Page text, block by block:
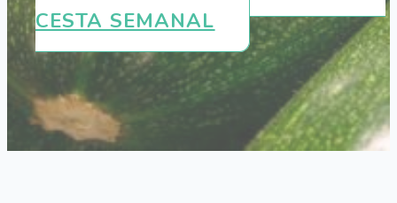
CESTA SEMANAL